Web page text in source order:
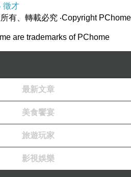
徵才
有、轉載必究 ‧Copyright PChome
are trademarks of PChome
最新文章
美食饗宴
旅遊玩家
影視娛樂